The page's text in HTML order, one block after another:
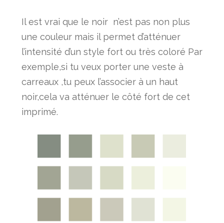
Il est vrai que le noir n’est pas non plus
une couleur mais il permet d’atténuer
l’intensité d’un style fort ou très coloré Par
exemple,si tu veux porter une veste à
carreaux ,tu peux l’associer à un haut
noir,cela va atténuer le côté fort de cet
imprimé.